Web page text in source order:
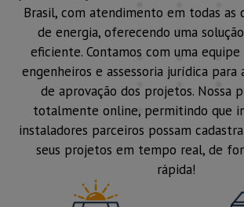
Brasil, com atendimento em todas as
de energia, oferecendo uma
eficiente. Contamos com uma
engenheiros e assessoria jurídica para
de aprovação dos projetos. Nossa
totalmente online, permitindo que
instaladores parceiros possam
seus projetos em tempo real, de
rápida!